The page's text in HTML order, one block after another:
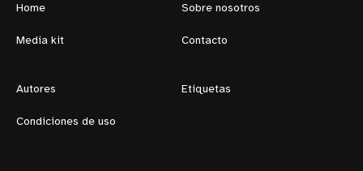
Home Sobre nosotros
Media kit Contacto
Autores Etiquetas
Condiciones de uso